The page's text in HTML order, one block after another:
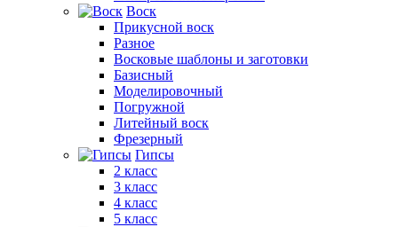
Воск
Прикусной воск
Разное
Восковые шаблоны и заготовки
Базисный
Моделировочный
Погружной
Литейный воск
Фрезерный
Гипсы
2 класс
3 класс
4 класс
5 класс